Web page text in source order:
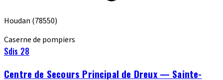
Houdan (78550)
Caserne de pompiers
Sdis 28
Centre de Secours Principal de Dreux — Sainte-